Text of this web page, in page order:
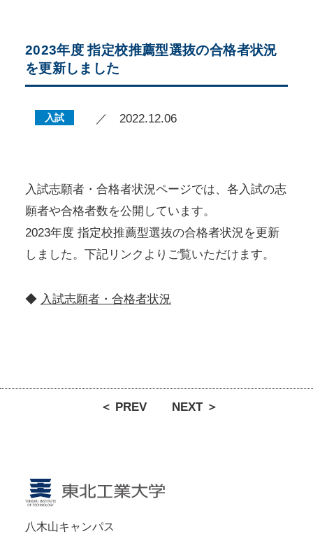
2023年度 指定校推薦型選抜の合格者状況
を更新しました
入試 ／ 2022.12.06
入試志願者・合格者状況ページでは、各入試の志
願者や合格者数を公開しています。
2023年度 指定校推薦型選抜の合格者状況を更新
しました。下記リンクよりご覧いただけます。
◆ 入試志願者・合格者状況
＜ PREV NEXT ＞
八木山キャンパス